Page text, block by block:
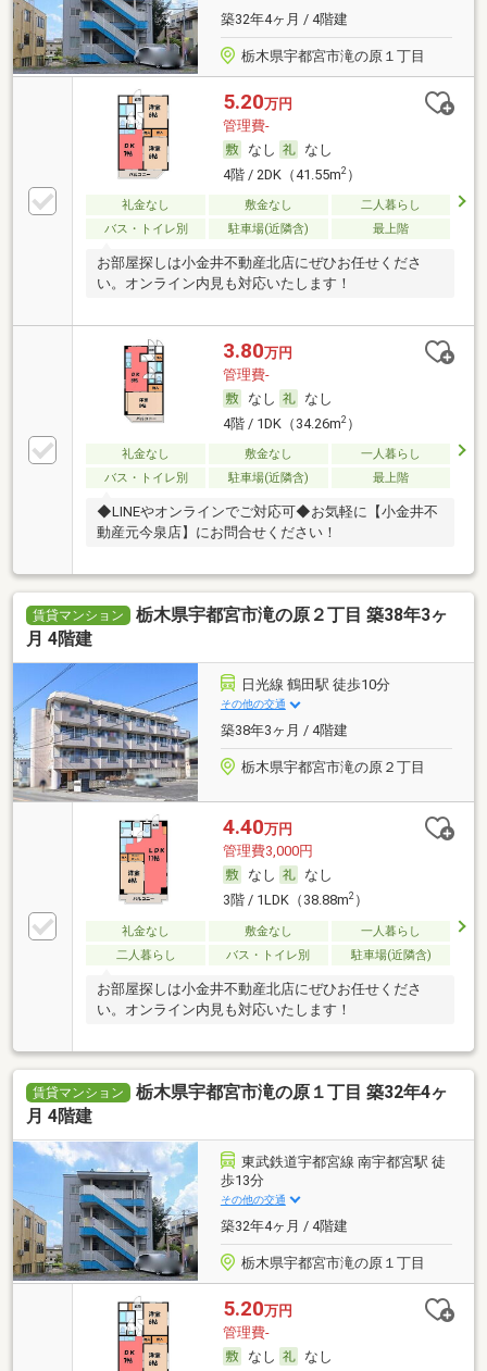
築32年4ヶ月 / 4階建
栃木県宇都宮市滝の原１丁目
5.20万円
管理費-
なし
なし
4階 / 2DK（41.55m2）
礼金なし 敷金なし
二人暮らし
バス・トイレ別
駐車場(近隣含) 最上階
お部屋探しは小金井不動産北店にぜひお任せくださ
い。オンライン内見も対応いたします！
3.80万円
管理費-
なし
なし
4階 / 1DK（34.26m2）
礼金なし 敷金なし
一人暮らし
バス・トイレ別
駐車場(近隣含) 最上階
◆LINEやオンラインでご対応可◆お気軽に【小金井不
動産元今泉店】にお問合せください！
賃貸マンション
栃木県宇都宮市滝の原２丁目 築38年3ヶ
月 4階建
日光線 鶴田駅 徒歩10分
その他の交通
築38年3ヶ月 / 4階建
栃木県宇都宮市滝の原２丁目
4.40万円
管理費3,000円
なし
なし
3階 / 1LDK（38.88m2）
礼金なし 敷金なし
一人暮らし
二人暮らし
バス・トイレ別 駐車場(近隣含)
お部屋探しは小金井不動産北店にぜひお任せくださ
い。オンライン内見も対応いたします！
賃貸マンション
栃木県宇都宮市滝の原１丁目 築32年4ヶ
月 4階建
東武鉄道宇都宮線 南宇都宮駅 徒
歩13分
その他の交通
築32年4ヶ月 / 4階建
栃木県宇都宮市滝の原１丁目
5.20万円
管理費-
なし
なし